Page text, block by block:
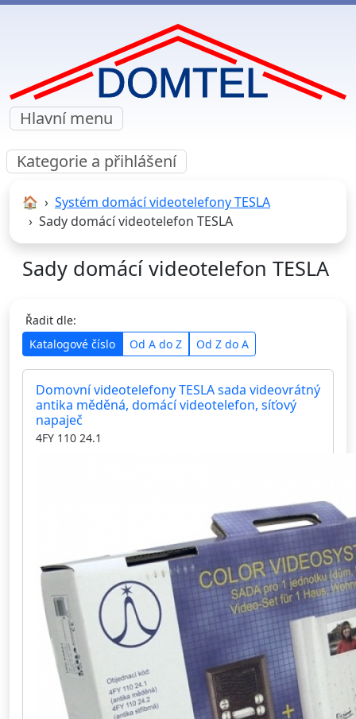
Hlavní menu
Kategorie a přihlášení
🏠︎
Systém domácí videotelefony TESLA
Sady domácí videotelefon TESLA
Sady domácí videotelefon TESLA
Řadit dle:
Katalogové číslo
Od A do Z Od Z do A
Domovní videotelefony TESLA sada videovrátný
antika měděná, domácí videotelefon, síťový
napaječ
4FY 110 24.1